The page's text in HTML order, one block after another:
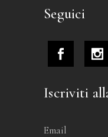
Seguici
Iscriviti
Email